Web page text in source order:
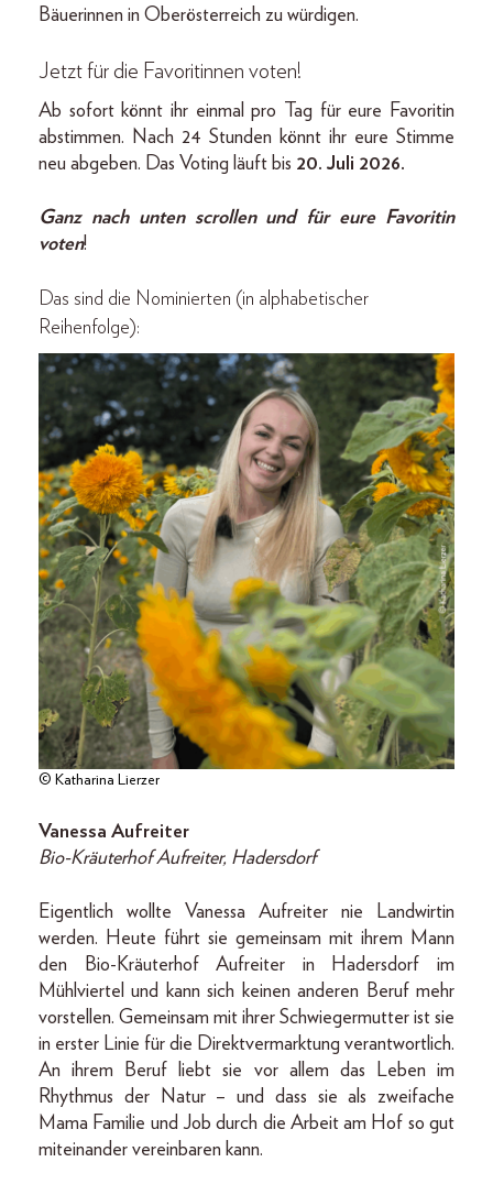
Bäuerinnen in Oberösterreich zu würdigen.
Jetzt für die Favoritinnen voten!
Ab sofort könnt ihr einmal pro Tag für eure Favoritin
abstimmen. Nach 24 Stunden könnt ihr eure Stimme
neu abgeben. Das Voting läuft bis 20. Juli 2026.
Ganz nach unten scrollen und für eure Favoritin
voten!
Das sind die Nominierten (in alphabetischer
Reihenfolge):
© Katharina Lierzer
Vanessa Aufreiter
Bio-Kräuterhof Aufreiter, Hadersdorf
Eigentlich wollte Vanessa Aufreiter nie Landwirtin
werden. Heute führt sie gemeinsam mit ihrem Mann
den Bio-Kräuterhof Aufreiter in Hadersdorf im
Mühlviertel und kann sich keinen anderen Beruf mehr
vorstellen. Gemeinsam mit ihrer Schwiegermutter ist sie
in erster Linie für die Direktvermarktung verantwortlich.
An ihrem Beruf liebt sie vor allem das Leben im
Rhythmus der Natur – und dass sie als zweifache
Mama Familie und Job durch die Arbeit am Hof so gut
miteinander vereinbaren kann.